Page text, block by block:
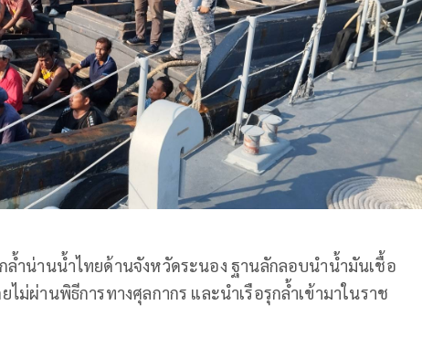
ล้ำน่านน้ำไทยด้านจังหวัดระนอง ฐานลักลอบนำน้ำมันเชื้อ
ไม่ผ่านพิธีการทางศุลกากร และนำเรือรุกล้ำเข้ามาในราช